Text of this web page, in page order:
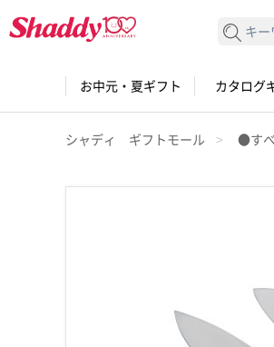
お中元・夏ギフト カタログ
シャディ ギフトモール ●すべ